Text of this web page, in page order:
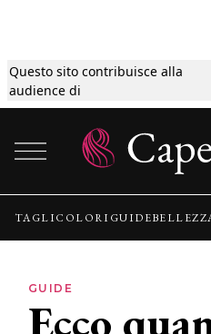
Questo sito contribuisce alla
audience di
Tagli
Colori
Guide
TAGLICOLORI GUIDE
GUIDE
Ecco